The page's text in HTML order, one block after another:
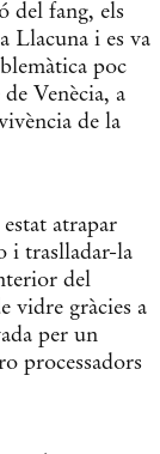
del fang, els
Llacuna i es va
poc
Venècia, a
de la
atrapar
i traslladar-la
del
vidre gràcies a
per un
processadors